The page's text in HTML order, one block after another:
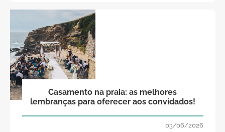
Casamento na praia: as melhores
lembranças para oferecer aos convidados!
03/06/2026